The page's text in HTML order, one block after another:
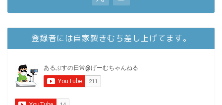
登録者には自家製きむち差し上げてます。